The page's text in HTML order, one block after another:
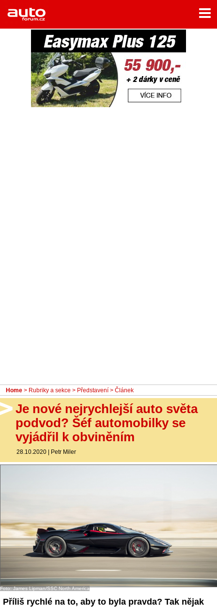
Home
Rubriky
- Jízdní dojmy a další testy
- Bleskovky
Home > Rubriky a sekce > Představení > Článek
Je nové nejrychlejší auto světa
podvod? Šéf automobilky se
vyjádřil k obviněním
28.10.2020 | Petr Miler
Foto: James Lipman/SSC North America
Příliš rychlé na to, aby to byla pravda? Tak nějak